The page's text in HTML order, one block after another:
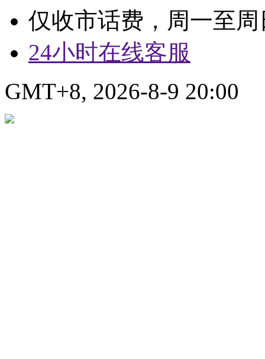
仅收市话费，周一至周
24小时在线客服
GMT+8, 2026-8-9 20:00